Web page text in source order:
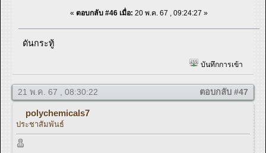
« ตอบกลับ #46 เมื่อ: 20 พ.ค. 67 , 09:24:27 »
ดันกระทู้
บันทึกการเข้า
21 พ.ค. 67 , 08:30:22 ตอบกลับ #47
polychemicals7
ประชาสัมพันธ์